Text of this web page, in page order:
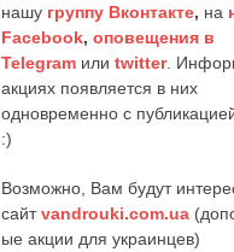
нашу группу Вконтакте, на
Facebook, оповещения в
Telegram или twitter.
акциях появляется в них
одновременно с
:)
Возможно, Вам будут
сайтvandrouki.com.ua
ые акции для украинцев)